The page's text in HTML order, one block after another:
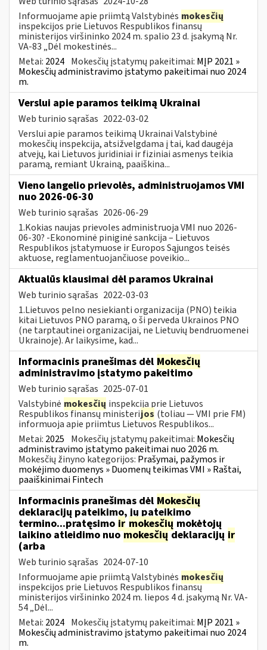
Informuojame apie priimtą Valstybinės mokesčių
inspekcijos prie Lietuvos Respublikos finansų
ministerijos viršininko 2024 m. spalio 23 d. įsakymą Nr.
VA-83 „Dėl mokestinės...
Metai: 2024 Mokesčių įstatymų pakeitimai: MĮP 2021 »
Mokesčių administravimo įstatymo pakeitimai nuo 2024
m.
Verslui apie paramos teikimą Ukrainai
Web turinio sąrašas 2022-03-02
Verslui apie paramos teikimą Ukrainai Valstybinė
mokesčių inspekcija, atsižvelgdama į tai, kad daugėja
atvejų, kai Lietuvos juridiniai ir fiziniai asmenys teikia
paramą, remiant Ukrainą, paaiškina...
Vieno langelio prievolės, administruojamos VMI
nuo 2026-06-30
Web turinio sąrašas 2026-06-29
1.Kokias naujas prievoles administruoja VMI nuo 2026-
06-30? -Ekonominė piniginė sankcija – Lietuvos
Respublikos įstatymuose ir Europos Sąjungos teisės
aktuose, reglamentuojančiuose poveikio...
Aktualūs klausimai dėl paramos Ukrainai
Web turinio sąrašas 2022-03-03
1.Lietuvos pelno nesiekianti organizacija (PNO) teikia
kitai Lietuvos PNO paramą, o ši perveda Ukrainos PNO
(ne tarptautinei organizacijai, ne Lietuvių bendruomenei
Ukrainoje). Ar laikysime, kad...
Informacinis pranešimas dėl Mokesčių
administravimo įstatymo pakeitimo
Web turinio sąrašas 2025-07-01
Valstybinė mokesčių inspekcija prie Lietuvos
Respublikos finansų ministerijos (toliau — VMI prie FM)
informuoja apie priimtus Lietuvos Respublikos...
Metai: 2025 Mokesčių įstatymų pakeitimai: Mokesčių
administravimo įstatymo pakeitimai nuo 2026 m.
Mokesčių žinyno kategorijos: Prašymai, pažymos ir
mokėjimo duomenys » Duomenų teikimas VMI » Raštai,
paaiškinimai Fintech
Informacinis pranešimas dėl Mokesčių
deklaracijų pateikimo, jų pateikimo
termino...pratęsimo ir mokesčių mokėtojų
laikino atleidimo nuomokesčiųdeklaracijų ir
(arba
Web turinio sąrašas 2024-07-10
Informuojame apie priimtą Valstybinės mokesčių
inspekcijos prie Lietuvos Respublikos finansų
ministerijos viršininko 2024 m. liepos 4 d. įsakymą Nr. VA-
54 „Dėl...
Metai: 2024 Mokesčių įstatymų pakeitimai: MĮP 2021 »
Mokesčių administravimo įstatymo pakeitimai nuo 2024
m.